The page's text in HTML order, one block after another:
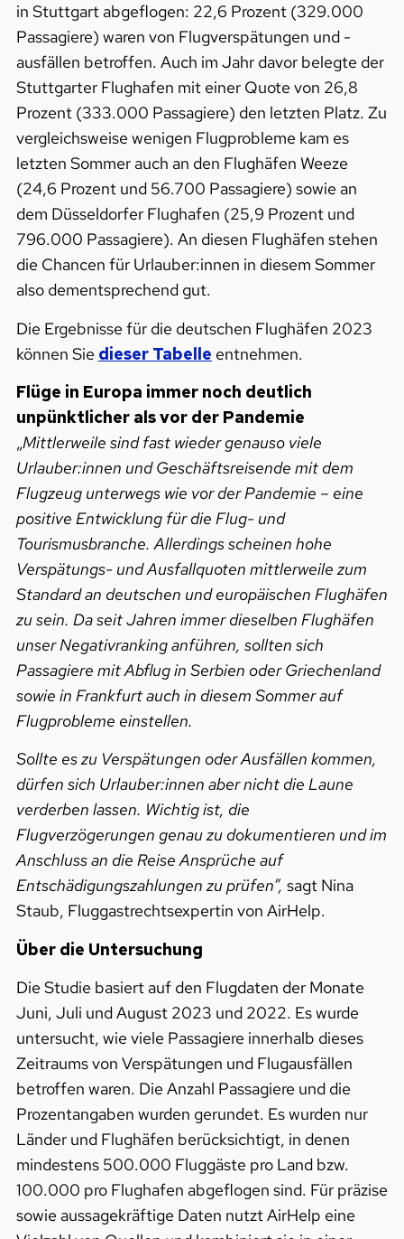
in Stuttgart abgeflogen: 22,6 Prozent (329.000
Passagiere) waren von Flugverspätungen und -
ausfällen betroffen. Auch im Jahr davor belegte der
Stuttgarter Flughafen mit einer Quote von 26,8
Prozent (333.000 Passagiere) den letzten Platz. Zu
vergleichsweise wenigen Flugprobleme kam es
letzten Sommer auch an den Flughäfen Weeze
(24,6 Prozent und 56.700 Passagiere) sowie an
dem Düsseldorfer Flughafen (25,9 Prozent und
796.000 Passagiere). An diesen Flughäfen stehen
die Chancen für Urlauber:innen in diesem Sommer
also dementsprechend gut.
Die Ergebnisse für die deutschen Flughäfen 2023
können Sie dieser Tabelle entnehmen.
Flüge in Europa immer noch deutlich
unpünktlicher als vor der Pandemie
„Mittlerweile sind fast wieder genauso viele
Urlauber:innen und Geschäftsreisende mit dem
Flugzeug unterwegs wie vor der Pandemie – eine
positive Entwicklung für die Flug- und
Tourismusbranche. Allerdings scheinen hohe
Verspätungs- und Ausfallquoten mittlerweile zum
Standard an deutschen und europäischen Flughäfen
zu sein. Da seit Jahren immer dieselben Flughäfen
unser Negativranking anführen, sollten sich
Passagiere mit Abflug in Serbien oder Griechenland
sowie in Frankfurt auch in diesem Sommer auf
Flugprobleme einstellen.
Sollte es zu Verspätungen oder Ausfällen kommen,
dürfen sich Urlauber:innen aber nicht die Laune
verderben lassen. Wichtig ist, die
Flugverzögerungen genau zu dokumentieren und im
Anschluss an die Reise Ansprüche auf
Entschädigungszahlungen zu prüfen”, sagt Nina
Staub, Fluggastrechtsexpertin von AirHelp.
Über die Untersuchung
Die Studie basiert auf den Flugdaten der Monate
Juni, Juli und August 2023 und 2022. Es wurde
untersucht, wie viele Passagiere innerhalb dieses
Zeitraums von Verspätungen und Flugausfällen
betroffen waren. Die Anzahl Passagiere und die
Prozentangaben wurden gerundet. Es wurden nur
Länder und Flughäfen berücksichtigt, in denen
mindestens 500.000 Fluggäste pro Land bzw.
100.000 pro Flughafen abgeflogen sind. Für präzise
sowie aussagekräftige Daten nutzt AirHelp eine